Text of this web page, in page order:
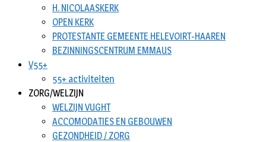
H. NICOLAASKERK
OPEN KERK
PROTESTANTE GEMEENTE HELEVOIRT-HAAREN
BEZINNINGSCENTRUM EMMAUS
V55+
55+ activiteiten
ZORG/WELZIJN
WELZIJN VUGHT
ACCOMODATIES EN GEBOUWEN
GEZONDHEID / ZORG